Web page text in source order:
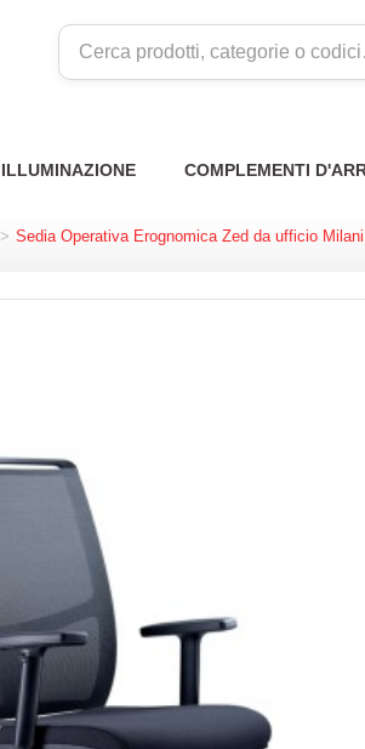
ILLUMINAZIONE COMPLEMENTI
> Sedia Operativa Erognomica Zed da ufficio Milani